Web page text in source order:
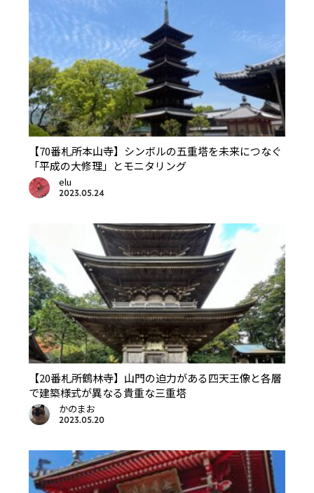
【70番札所本山寺】シンボルの五重塔を未来につなぐ
「平成の大修理」とモニタリング
elu
2023.05.24
【20番札所鶴林寺】山門の迫力がある四天王像と各層
で建築様式が異なる貴重な三重塔
かのまお
2023.05.20